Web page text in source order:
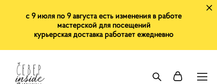
с 9 июля по 9 августа есть изменения в работе
мастерской для посещений
курьерская доставка работает ежедневно